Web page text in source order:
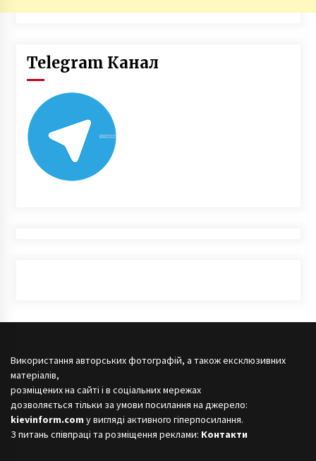
Telegram Канал
Використання авторських фотографій, а також ексклюзивних
матеріалів,
розміщених на сайті і в соціальних мережах
дозволяється тільки за умови посилання на джерело:
kievinform.com у вигляді активного гіперпосилання.
З питань співпраці та розміщення реклами: Контакти